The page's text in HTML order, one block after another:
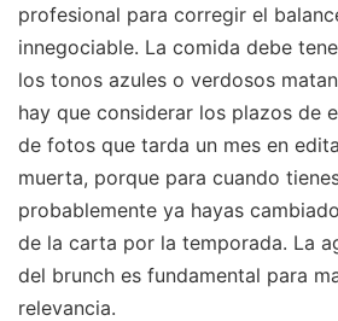
profesional para corregir el
innegociable. La comida debe
los tonos azules o verdosos
hay que considerar los plazos de
de fotos que tarda un mes en
muerta, porque para cuando
probablemente ya hayas
de la carta por la temporada. La
del brunch es fundamental para
relevancia.